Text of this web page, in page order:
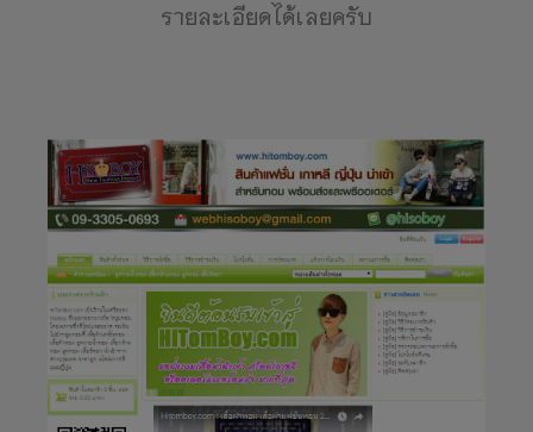
รายละเอียดได้เลยครับ